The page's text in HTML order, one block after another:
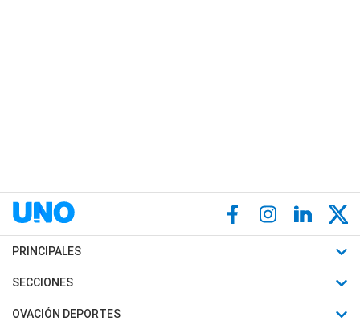
PRINCIPALES
Últimas Noticias
Política
SECCIONES
Horóscopo
OVACIÓN DEPORTES